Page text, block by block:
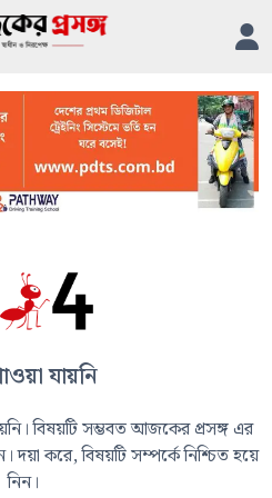
যায়নি
বিষয়টি সম্ভবত আজকের প্রসঙ্গ এর
করে, বিষয়টি সম্পর্কে নিশ্চিত হয়ে
নিন।